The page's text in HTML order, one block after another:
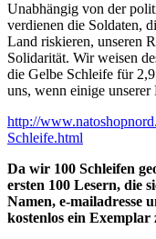
Unabhängig von der
verdienen die Soldaten,
Land riskieren, unseren
Solidarität. Wir weisen
die Gelbe Schleife für
uns, wenn einige
http://
Schleife.html
Da wir 100 Schleifen
ersten 100 Lesern, die
Namen, e-mailadresse
kostenlos ein